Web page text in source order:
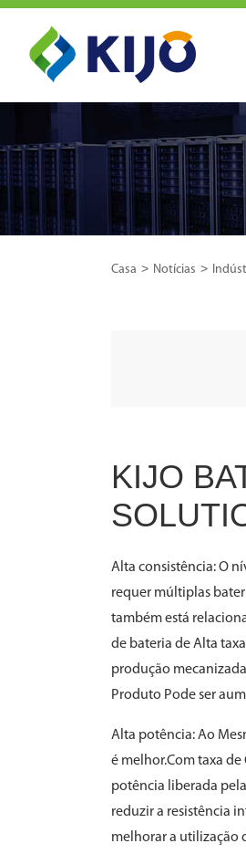
Casa Notícias
KIJO
Alta consistência: O
requer múltiplas
também está
de bateria de Alta
produção
Produto Pode ser
Alta potência: Ao
é melhor.Com taxa
potência liberada
reduzir a resistência
melhorar a utilização